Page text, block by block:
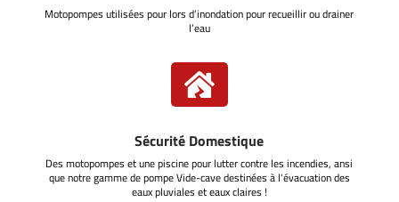
Motopompes utilisées pour lors d’inondation pour recueillir ou drainer
l’eau

Sécurité Domestique
Des motopompes et une piscine pour lutter contre les incendies, ansi
que notre gamme de pompe Vide-cave destinées à l'évacuation des
eaux pluviales et eaux claires !